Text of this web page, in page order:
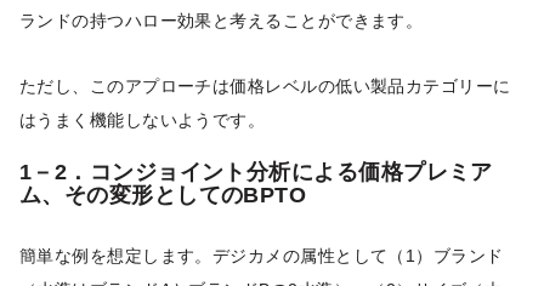
ランドの持つハロー効果と考えることができます。
ただし、このアプローチは価格レベルの低い製品カテゴリーに
はうまく機能しないようです。
1－2．コンジョイント分析による価格プレミア
ム、その変形としてのBPTO
簡単な例を想定します。デジカメの属性として（1）ブランド